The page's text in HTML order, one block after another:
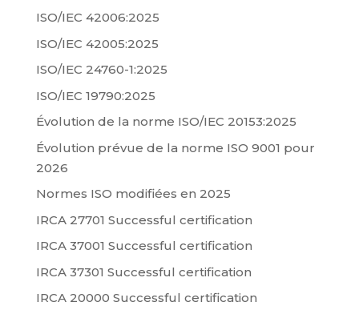
ISO/IEC 42006:2025
ISO/IEC 42005:2025
ISO/IEC 24760-1:2025
ISO/IEC 19790:2025
Évolution de la norme ISO/IEC 20153:2025
Évolution prévue de la norme ISO 9001 pour
2026
Normes ISO modifiées en 2025
IRCA 27701 Successful certification
IRCA 37001 Successful certification
IRCA 37301 Successful certification
IRCA 20000 Successful certification